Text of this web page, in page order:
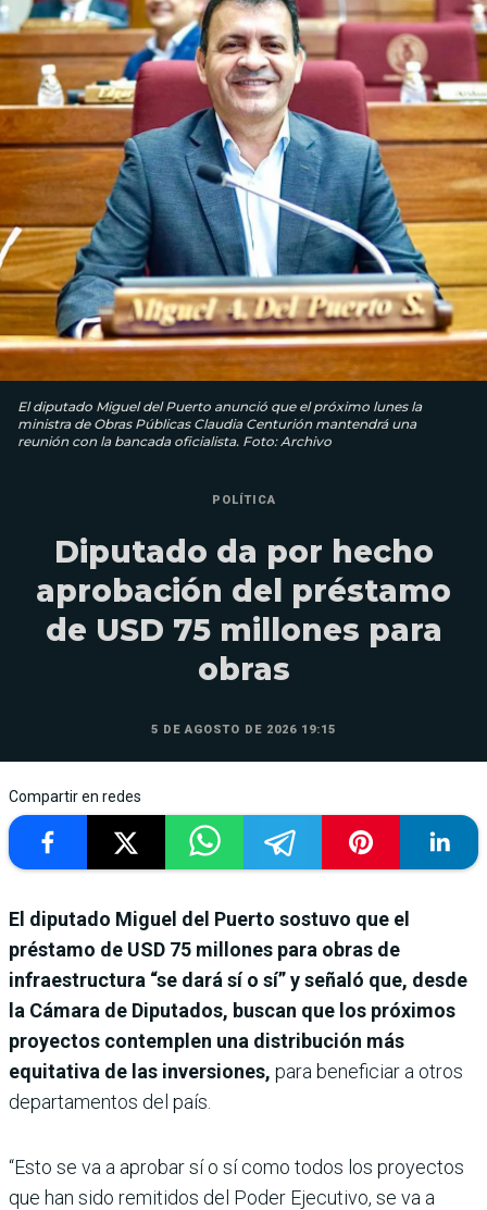
El diputado Miguel del Puerto anunció que el próximo lunes la
ministra de Obras Públicas Claudia Centurión mantendrá una
reunión con la bancada oficialista. Foto: Archivo
POLÍTICA
Diputado da por hecho
aprobación del préstamo
de USD 75 millones para
obras
5 DE AGOSTO DE 2026 19:15
Compartir en redes
El diputado Miguel del Puerto sostuvo que el
préstamo de USD 75 millones para obras de
infraestructura “se dará sí o sí” y señaló que, desde
la Cámara de Diputados, buscan que los próximos
proyectos contemplen una distribución más
equitativa de las inversiones, para beneficiar a otros
departamentos del país.
“Esto se va a aprobar sí o sí como todos los proyectos
que han sido remitidos del Poder Ejecutivo, se va a